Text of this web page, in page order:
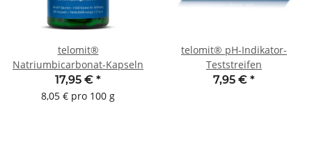
telomit®
Natriumbicarbonat-Kapseln
17,95 € *
8,05 € pro 100 g
telomit® pH-Indikator-
Teststreifen
7,95 € *